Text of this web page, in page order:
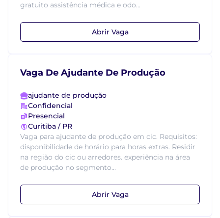
gratuito assistência médica e odo...
Abrir Vaga
Vaga De Ajudante De Produção
ajudante de produção
Confidencial
Presencial
Curitiba / PR
Vaga para ajudante de produção em cic. Requisitos:
disponibilidade de horário para horas extras. Residir
na região do cic ou arredores. experiência na área
de produção no segmento...
Abrir Vaga